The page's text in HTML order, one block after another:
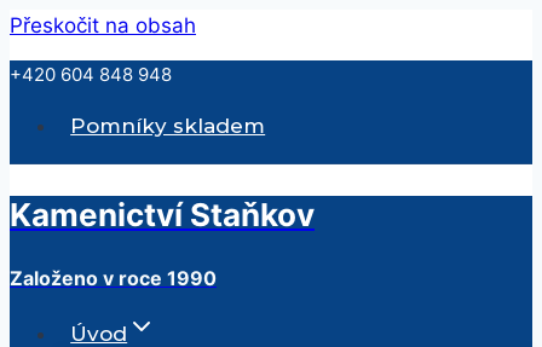
Přeskočit na obsah
+420 604 848 948
Pomníky skladem
Kamenictví Staňkov
Založeno v roce 1990
Úvod